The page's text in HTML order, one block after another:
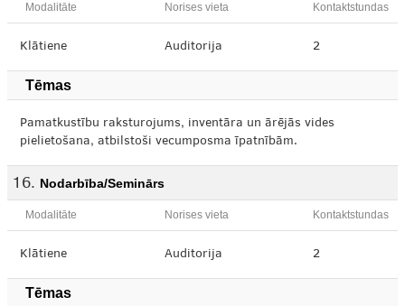
Modalitāte Norises vieta Kontaktstundas
Klātiene Auditorija 2
Tēmas
Pamatkustību raksturojums, inventāra un ārējās vides
pielietošana, atbilstoši vecumposma īpatnībām.
Nodarbība/Seminārs
Modalitāte Norises vieta Kontaktstundas
Klātiene Auditorija 2
Tēmas